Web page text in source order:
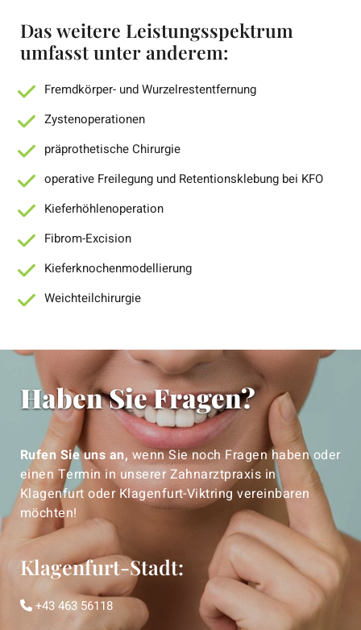
Das weitere Leistungsspektrum
umfasst unter anderem:
Fremdkörper- und Wurzelrestentfernung
Zystenoperationen
präprothetische Chirurgie
operative Freilegung und Retentionsklebung bei KFO
Kieferhöhlenoperation
Fibrom-Excision
Kieferknochenmodellierung
Weichteilchirurgie
Haben Sie Fragen?
Rufen Sie uns an, wenn Sie noch Fragen haben oder
einen Termin in unserer Zahnarztpraxis in
Klagenfurt oder Klagenfurt-Viktring vereinbaren
möchten!
Klagenfurt-Stadt:
 +43 463 56118